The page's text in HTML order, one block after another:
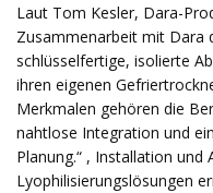
Laut Tom Kesler, Dara-
Zusammenarbeit mit Dara
schlüsselfertige, isolierte
ihren eigenen
Merkmalen gehören die
nahtlose Integration und
Planung.“ , Installation
Lyophilisierungslösungen